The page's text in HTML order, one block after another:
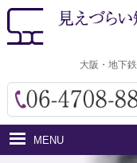
大阪・地下鉄
MENU